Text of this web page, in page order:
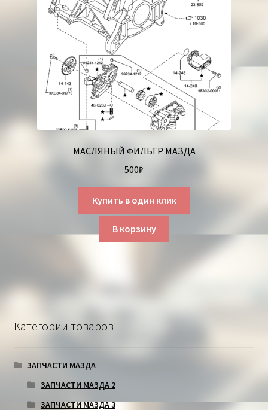
МАСЛЯНЫЙ ФИЛЬТР МАЗДА
500₽
Купить в один клик
В корзину
Категории товаров
ЗАПЧАСТИ МАЗДА
ЗАПЧАСТИ МАЗДА 2
ЗАПЧАСТИ МАЗДА 3